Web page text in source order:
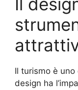
Il turismo è
design ha